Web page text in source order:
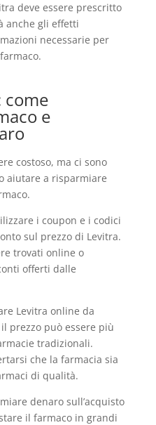
deve essere prescritto
anche gli effetti
necessarie per
come
e
costoso, ma ci sono
aiutare a risparmiare
i coupon e i codici
sul prezzo di Levitra.
trovati online o
offerti dalle
Levitra online da
prezzo può essere più
tradizionali.
che la farmacia sia
di qualità.
denaro sull’acquisto
il farmaco in grandi